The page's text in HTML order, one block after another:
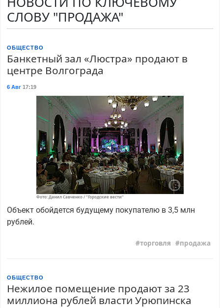
СЛОВУ "ПРОДАЖА"
ОБЩЕСТВО
Банкетный зал «Люстра» продают в
центре Волгограда
6 Авг17:19
Фото: Данил Савченко / "Городские вести"
Объект обойдется будущему покупателю в 3,5 млн
рублей.
торговля продажа
ОБЩЕСТВО
Нежилое помещение продают за 23
миллиона рублей власти Урюпинска